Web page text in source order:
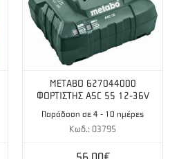
METABO 627044000
ΦΟΡΤΙΣΤΗΣ ASC 55 12-36V
Παράδοση σε 4 - 10 ημέρες
Κωδ.: 03795